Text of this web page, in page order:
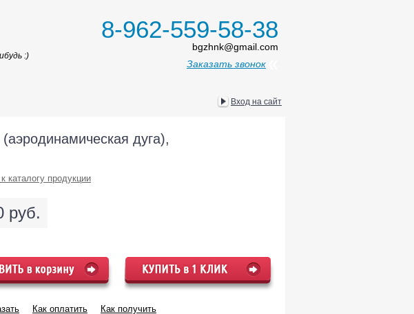
8-962-559-58-38
bgzhnk@gmail.com
Заказать звонок
:)
Вход на сайт
дуга),
каталогу продукции
руб.
Как оплатить Как получить